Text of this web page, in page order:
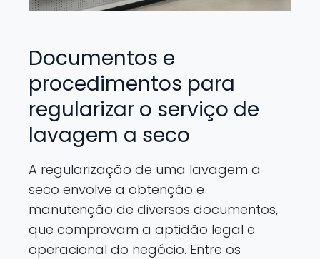
Documentos e
procedimentos para
regularizar o serviço de
lavagem a seco
A regularização de uma lavagem a
seco envolve a obtenção e
manutenção de diversos documentos,
que comprovam a aptidão legal e
operacional do negócio. Entre os